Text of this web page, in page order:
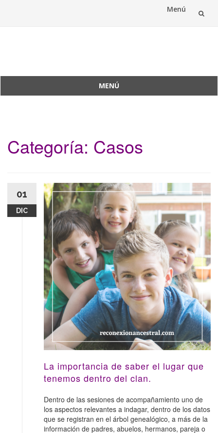
Menú
MENÚ
Categoría: Casos
01
DIC
La importancia de saber el lugar que
tenemos dentro del clan.
Dentro de las sesiones de acompañamiento uno de
los aspectos relevantes a indagar, dentro de los datos
que se registran en el árbol genealógico, a más de la
información de padres, abuelos, hermanos, pareja o